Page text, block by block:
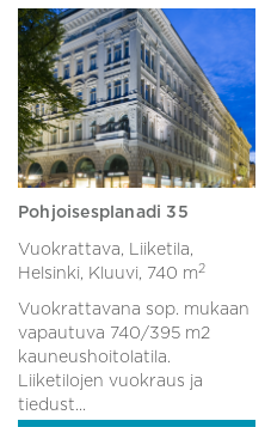
Pohjoisesplanadi 35
Vuokrattava, Liiketila,
Helsinki, Kluuvi, 740 m 2
Vuokrattavana sop. mukaan
vapautuva 740/395 m2
kauneushoitolatila.
Liiketilojen vuokraus ja
tiedust...